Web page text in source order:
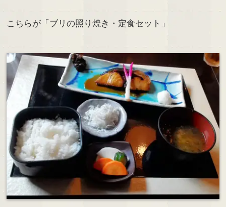
こちらが「ブリの照り焼き・定食セット」